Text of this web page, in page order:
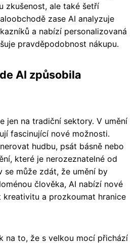
zkušenost, ale také šetří
zase AI analyzuje
a nabízí personalizovaná
pravděpodobnost nákupu.
AI způsobila
jen na tradiční sektory. V umění
fascinující nové možnosti.
hudbu, psát básně nebo
které je nerozeznatelné od
se může zdát, že umění by
člověka, AI nabízí nové
kreativitu a prozkoumat hranice
na to, že s velkou mocí přichází